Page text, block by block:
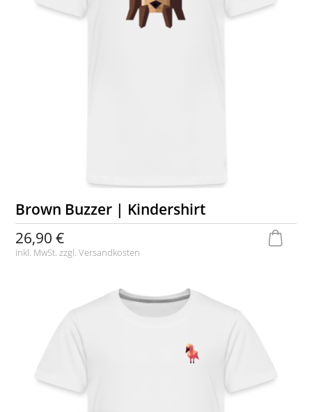
Brown Buzzer | Kindershirt
26,90 €
inkl. MwSt. zzgl.Versandkosten